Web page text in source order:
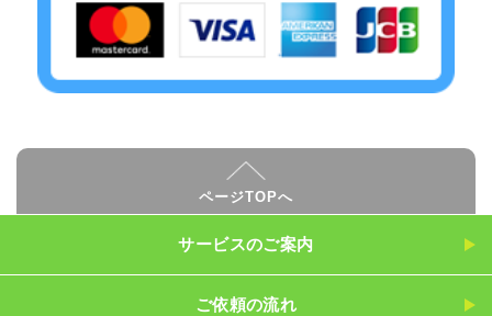
ページTOPへ
サービスのご案内
ご依頼の流れ